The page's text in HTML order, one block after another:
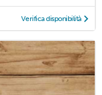
Verifica disponibilità